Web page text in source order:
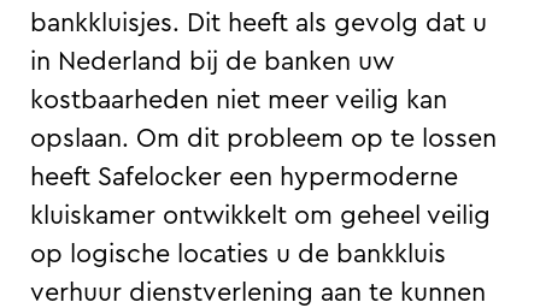
bankkluisjes. Dit heeft als gevolg dat u
in Nederland bij de banken uw
kostbaarheden niet meer veilig kan
opslaan. Om dit probleem op te lossen
heeft Safelocker een hypermoderne
kluiskamer ontwikkelt om geheel veilig
op logische locaties u de bankkluis
verhuur dienstverlening aan te kunnen